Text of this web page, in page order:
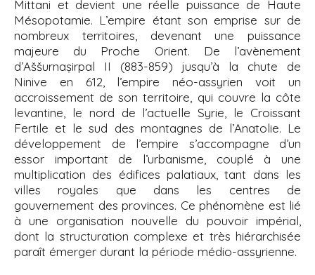
Mittani et devient une réelle puissance de Haute
Mésopotamie. L’empire étant son emprise sur de
nombreux territoires, devenant une puissance
majeure du Proche Orient. De l’avènement
d’Aššurnaṣirpal II (883-859) jusqu’à la chute de
Ninive en 612, l’empire néo-assyrien voit un
accroissement de son territoire, qui couvre la côte
levantine, le nord de l’actuelle Syrie, le Croissant
Fertile et le sud des montagnes de l’Anatolie. Le
développement de l’empire s’accompagne d’un
essor important de l’urbanisme, couplé à une
multiplication des édifices palatiaux, tant dans les
villes royales que dans les centres de
gouvernement des provinces. Ce phénomène est lié
à une organisation nouvelle du pouvoir impérial,
dont la structuration complexe et très hiérarchisée
paraît émerger durant la période médio-assyrienne.